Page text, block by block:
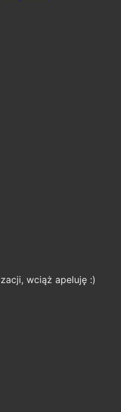
wciąż apeluję :)